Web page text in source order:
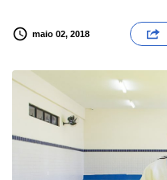
maio 02, 2018